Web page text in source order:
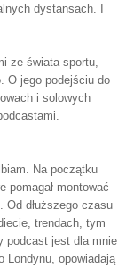
dystansach. I
ze świata sportu,
O jego podejściu do
i solowych
Na początku
pomagał montować
Od dłuższego czasu
trendach, tym
podcast jest dla mnie
Londynu, opowiadają